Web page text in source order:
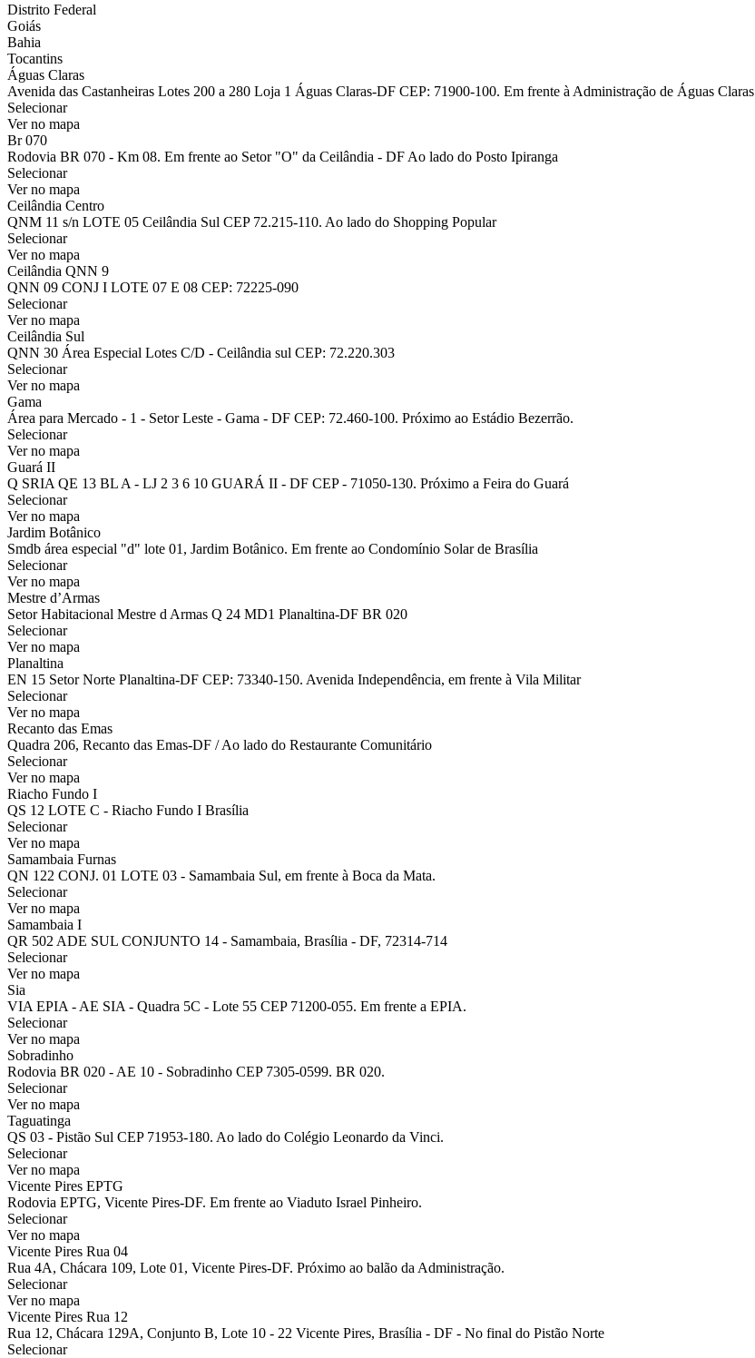
Distrito Federal
Goiás
Bahia
Tocantins
Águas Claras
Avenida das Castanheiras Lotes 200 a 280 Loja 1 Águas Claras-DF CEP: 71900-100. Em frente à Administração de Águas Claras
Selecionar
Ver no mapa
Br 070
Rodovia BR 070 - Km 08. Em frente ao Setor "O" da Ceilândia - DF Ao lado do Posto Ipiranga
Selecionar
Ver no mapa
Ceilândia Centro
QNM 11 s/n LOTE 05 Ceilândia Sul CEP 72.215-110. Ao lado do Shopping Popular
Selecionar
Ver no mapa
Ceilândia QNN 9
QNN 09 CONJ I LOTE 07 E 08 CEP: 72225-090
Selecionar
Ver no mapa
Ceilândia Sul
QNN 30 Área Especial Lotes C/D - Ceilândia sul CEP: 72.220.303
Selecionar
Ver no mapa
Gama
Área para Mercado - 1 - Setor Leste - Gama - DF CEP: 72.460-100. Próximo ao Estádio Bezerrão.
Selecionar
Ver no mapa
Guará II
Q SRIA QE 13 BL A - LJ 2 3 6 10 GUARÁ II - DF CEP - 71050-130. Próximo a Feira do Guará
Selecionar
Ver no mapa
Jardim Botânico
Smdb área especial "d" lote 01, Jardim Botânico. Em frente ao Condomínio Solar de Brasília
Selecionar
Ver no mapa
Mestre d’Armas
Setor Habitacional Mestre d Armas Q 24 MD1 Planaltina-DF BR 020
Selecionar
Ver no mapa
Planaltina
EN 15 Setor Norte Planaltina-DF CEP: 73340-150. Avenida Independência, em frente à Vila Militar
Selecionar
Ver no mapa
Recanto das Emas
Quadra 206, Recanto das Emas-DF / Ao lado do Restaurante Comunitário
Selecionar
Ver no mapa
Riacho Fundo I
QS 12 LOTE C - Riacho Fundo I Brasília
Selecionar
Ver no mapa
Samambaia Furnas
QN 122 CONJ. 01 LOTE 03 - Samambaia Sul, em frente à Boca da Mata.
Selecionar
Ver no mapa
Samambaia I
QR 502 ADE SUL CONJUNTO 14 - Samambaia, Brasília - DF, 72314-714
Selecionar
Ver no mapa
Sia
VIA EPIA - AE SIA - Quadra 5C - Lote 55 CEP 71200-055. Em frente a EPIA.
Selecionar
Ver no mapa
Sobradinho
Rodovia BR 020 - AE 10 - Sobradinho CEP 7305-0599. BR 020.
Selecionar
Ver no mapa
Taguatinga
QS 03 - Pistão Sul CEP 71953-180. Ao lado do Colégio Leonardo da Vinci.
Selecionar
Ver no mapa
Vicente Pires EPTG
Rodovia EPTG, Vicente Pires-DF. Em frente ao Viaduto Israel Pinheiro.
Selecionar
Ver no mapa
Vicente Pires Rua 04
Rua 4A, Chácara 109, Lote 01, Vicente Pires-DF. Próximo ao balão da Administração.
Selecionar
Ver no mapa
Vicente Pires Rua 12
Rua 12, Chácara 129A, Conjunto B, Lote 10 - 22 Vicente Pires, Brasília - DF - No final do Pistão Norte
Selecionar